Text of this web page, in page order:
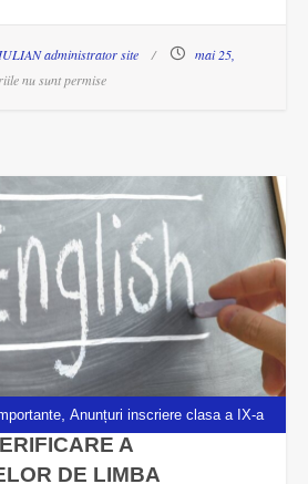
administrator site
mai 25,
nu sunt permise
Anunțuri inscriere clasa a IX-a
A
DE LIMBA